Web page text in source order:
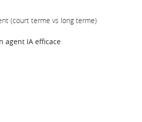
(court terme vs long terme)
agent IA efficace